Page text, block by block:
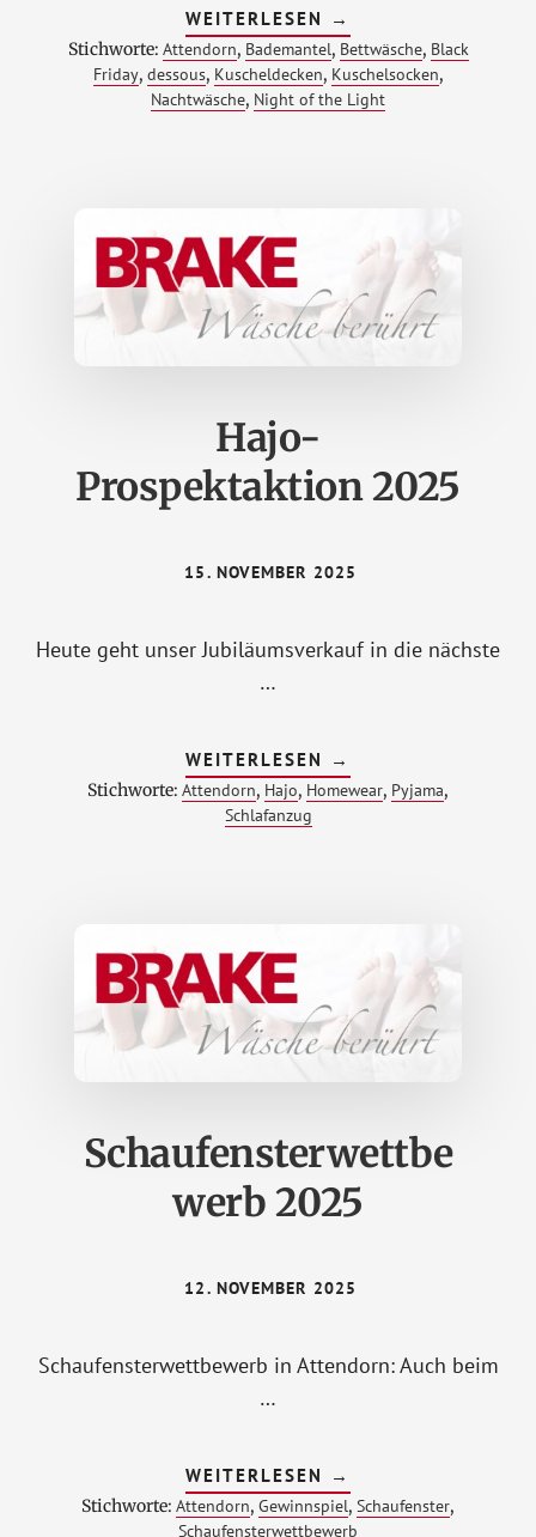
WEITERLESEN ÜBERNIGHT
OF
THE
LIGHT
&
BLACK
→
Stichworte: Attendorn, Bademantel, Bettwäsche, Black
Friday, dessous, Kuscheldecken, Kuschelsocken,
Nachtwäsche, Night of the Light
Hajo-
Prospektaktion 2025
15. NOVEMBER 2025
Heute geht unser Jubiläumsverkauf in die nächste
…
WEITERLESEN ÜBERHAJO-
PROSPEKTAKTION
2025
→
Stichworte: Attendorn, Hajo, Homewear, Pyjama,
Schlafanzug
Schaufensterwettbe
werb 2025
12. NOVEMBER 2025
Schaufensterwettbewerb in Attendorn: Auch beim
…
WEITERLESEN
2025
→
Stichworte: Attendorn, Gewinnspiel, Schaufenster,
Schaufensterwettbewerb